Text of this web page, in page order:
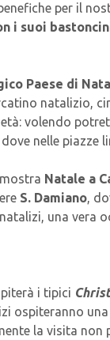
per il
i suoi
Paese di
natalizio,
volendo
nelle
Natale a
S. Damiano,
una vera
i tipici
ospiteranno
la visita